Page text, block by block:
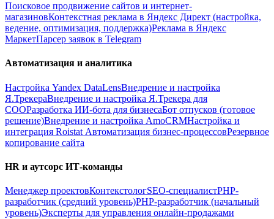
Поисковое продвижение сайтов и интернет-
магазиновКонтекстная реклама в Яндекс Директ (настройка,
ведение, оптимизация, поддержка)Реклама в Яндекс
МаркетПарсер заявок в Telegram
Автоматизация и аналитика
Настройка Yandex DataLensВнедрение и настройка
Я.ТрекераВнедрение и настройка Я.Трекера для
СООРазработка ИИ-бота для бизнесаБот отпусков (готовое
решение)Внедрение и настройка AmoCRMНастройка и
интеграция Roistat Автоматизация бизнес-процессовРезервное
копирование сайта
HR и аутсорс ИТ-команды
Менеджер проектовКонтекстологSEO-специалистPHP-
разработчик (средний уровень)PHP-разработчик (начальный
уровень)Эксперты для управления онлайн-продажами